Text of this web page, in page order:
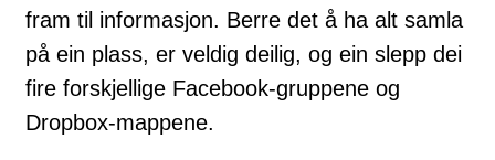
fram til informasjon. Berre det å ha alt samla
på ein plass, er veldig deilig, og ein slepp dei
fire forskjellige Facebook-gruppene og
Dropbox-mappene.